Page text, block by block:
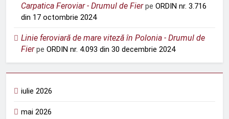
Carpatica Feroviar - Drumul de Fierpe ORDIN nr. 3.716
din 17 octombrie 2024
Linie feroviară de mare viteză în Polonia - Drumul de
Fierpe ORDIN nr. 4.093 din 30 decembrie 2024
iulie 2026
mai 2026